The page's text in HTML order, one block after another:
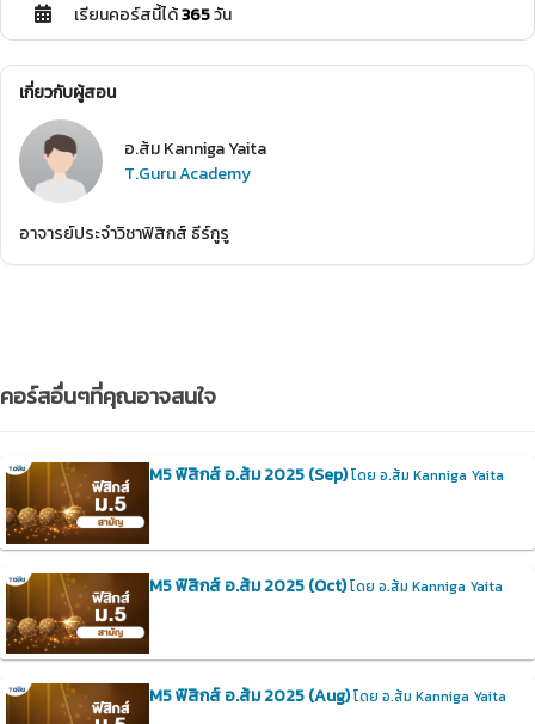
เรียนคอร์สนี้ได้365วัน
เกี่ยวกับผู้สอน
อ.ส้ม Kanniga Yaita
T.Guru Academy
อาจารย์ประจำวิชาฟิสิกส์ ธีร์กูรู
คอร์สอื่นๆที่คุณอาจสนใจ
M5 ฟิสิกส์ อ.ส้ม 2025 (Sep)โดย อ.ส้ม Kanniga Yaita
M5 ฟิสิกส์ อ.ส้ม 2025 (Oct)โดย อ.ส้ม Kanniga Yaita
M5 ฟิสิกส์ อ.ส้ม 2025 (Aug)โดย อ.ส้ม Kanniga Yaita